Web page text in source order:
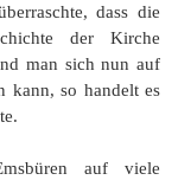
dass die
der Kirche
man sich nun auf
kann, so handelt es
auf viele